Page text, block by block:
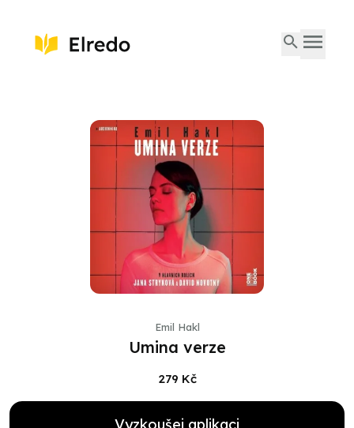
Emil Hakl
Umina verze
279 Kč